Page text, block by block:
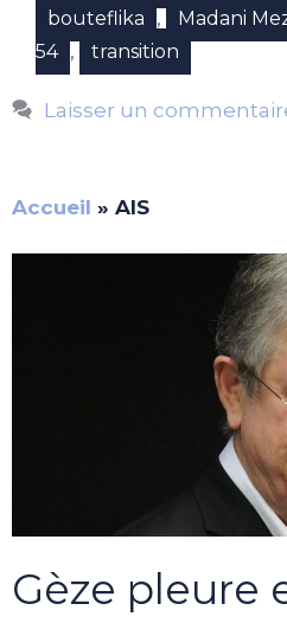
bouteflika , Madani
54 , transition
Laisser un
Accueil » AIS
Gèze pleure